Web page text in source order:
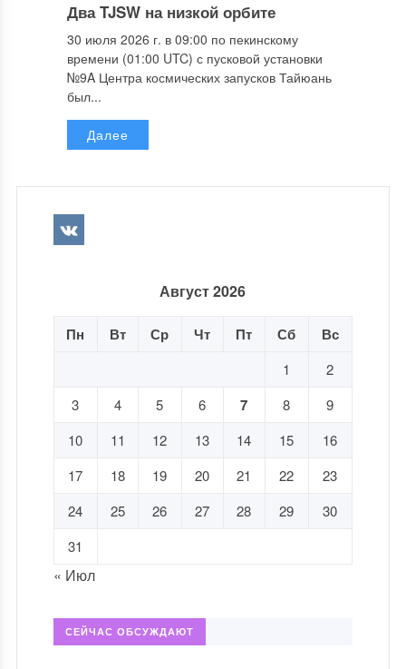
Два TJSW на низкой орбите
30 июля 2026 г. в 09:00 по пекинскому
времени (01:00 UTC) с пусковой установки
№9A Центра космических запусков Тайюань
был...
Далее
Август 2026
Пн Вт Ср Чт Пт Сб Вс
1
2
3
4 5 6 7 8
9
10
11 12 13 14 15
16
17
18 19 20 21 22
23
24
25 26 27 28 29
30
31
« Июл
СЕЙЧАС ОБСУЖДАЮТ